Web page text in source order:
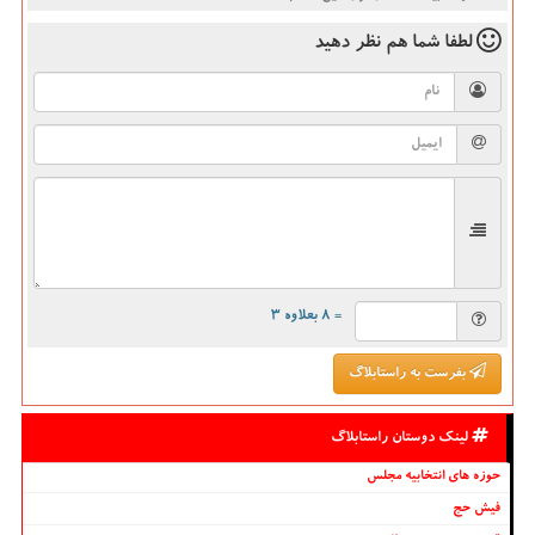
لطفا شما هم نظر دهید
= ۸ بعلاوه ۳
بفرست به راستابلاگ
لینک دوستان راستابلاگ
حوزه های انتخابیه مجلس
فیش حج